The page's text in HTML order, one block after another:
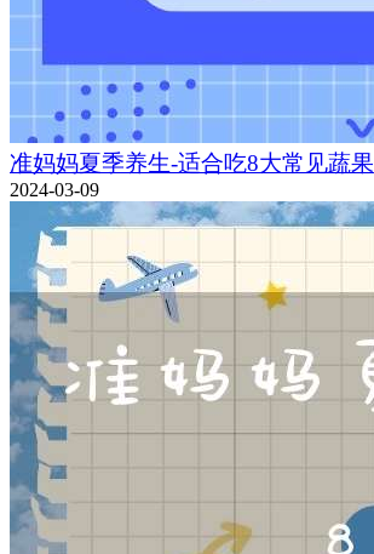
准妈妈夏季养生-适合吃8大常见蔬果
2024-03-09